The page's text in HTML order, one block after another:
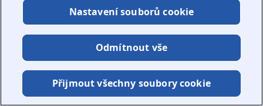
Nastavení souborů cookie
Odmítnout vše
Přijmout všechny soubory cookie